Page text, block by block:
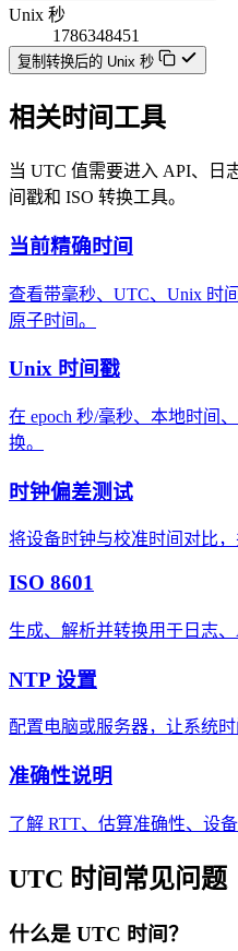
Unix 秒
1786348451
复制转换后的 Unix 秒
相关时间工具
当 UTC 值需要进入 API、日
间戳和 ISO 转换工具。
当前精确时间
查看带毫秒、UTC、Unix 时
原子时间。
Unix 时间戳
在 epoch 秒/毫秒、本地时间
换。
时钟偏差测试
将设备时钟与校准时间对比，
ISO 8601
生成、解析并转换用于日志
NTP 设置
配置电脑或服务器，让系统时
准确性说明
了解 RTT、估算准确性、设
UTC 时间常见问题
什么是 UTC 时间？